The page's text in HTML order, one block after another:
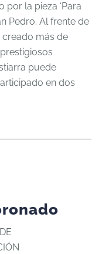
la pieza ‘Para
Pedro. Al frente de
creado más de
puede
en dos